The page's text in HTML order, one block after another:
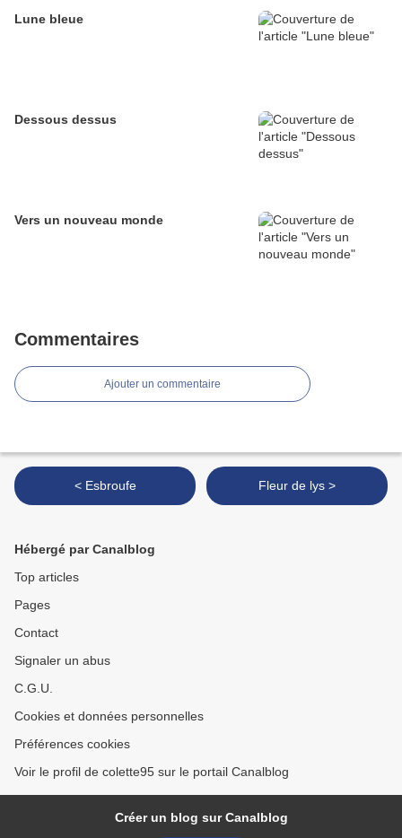
Lune bleue
Dessous dessus
Vers un nouveau monde
Commentaires
Ajouter un commentaire
< Esbroufe Fleur de lys >
Hébergé par Canalblog
Top articles
Pages
Contact
Signaler un abus
C.G.U.
Cookies et données personnelles
Préférences cookies
Voir le profil de colette95 sur le portail Canalblog
Créer un blog sur Canalblog